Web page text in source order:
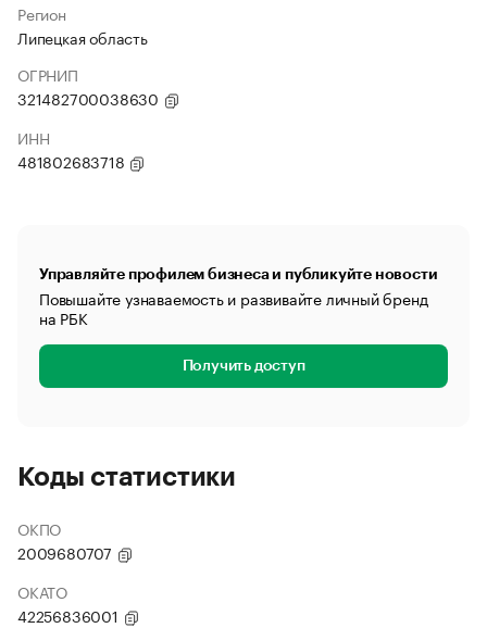
Регион
Липецкая область
ОГРНИП
321482700038630
ИНН
481802683718
Управляйте профилем бизнеса и публикуйте новости
Повышайте узнаваемость и развивайте личный бренд
на РБК
Получить доступ
Коды статистики
ОКПО
2009680707
ОКАТО
42256836001